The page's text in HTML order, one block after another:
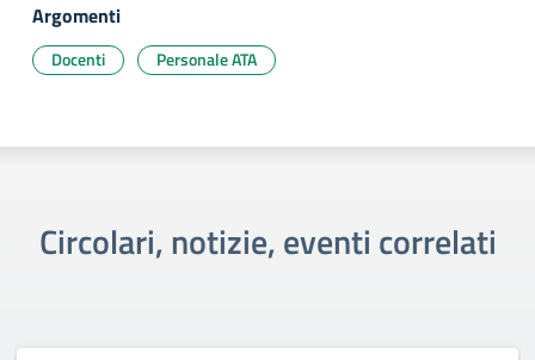
Argomenti
Docenti Personale ATA
Circolari, notizie, eventi correlati